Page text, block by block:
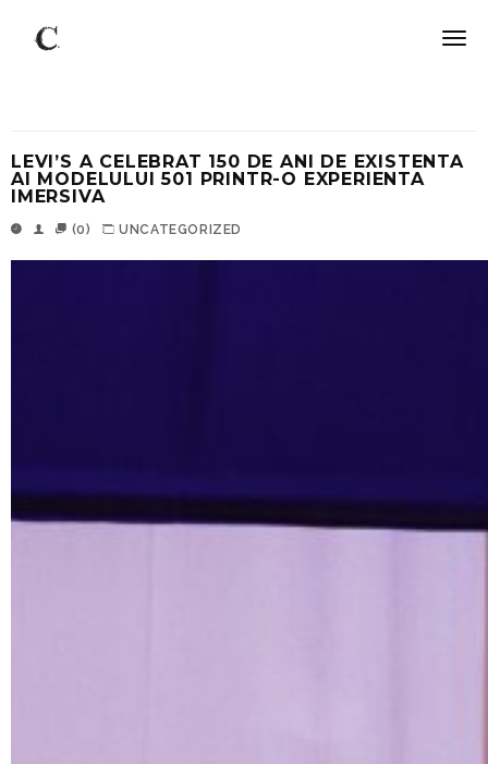
LEVI’S A CELEBRAT 150 DE ANI DE EXISTENTA
AI MODELULUI 501 PRINTR-O EXPERIENTA
IMERSIVA
(0) UNCATEGORIZED